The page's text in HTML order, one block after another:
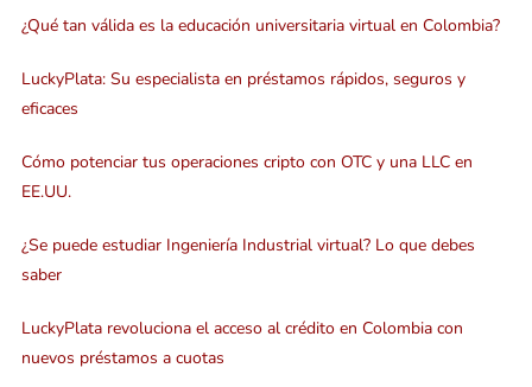
¿Qué tan válida es la educación universitaria virtual en Colombia?
LuckyPlata: Su especialista en préstamos rápidos, seguros y
eficaces
Cómo potenciar tus operaciones cripto con OTC y una LLC en
EE.UU.
¿Se puede estudiar Ingeniería Industrial virtual? Lo que debes
saber
LuckyPlata revoluciona el acceso al crédito en Colombia con
nuevos préstamos a cuotas